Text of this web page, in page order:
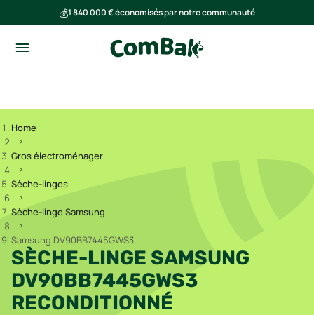
💰1 840 000 € économisés par notre communauté
Home
Gros électroménager
Sèche-linges
Sèche-linge Samsung
Samsung DV90BB7445GWS3
SÈCHE-LINGE SAMSUNG
DV90BB7445GWS3
RECONDITIONNÉ